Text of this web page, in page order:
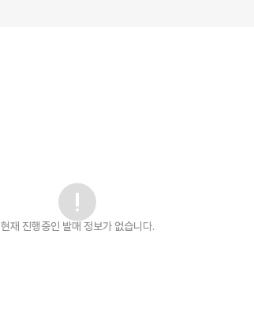
현재 진행중인 발매 정보가 없습니다.